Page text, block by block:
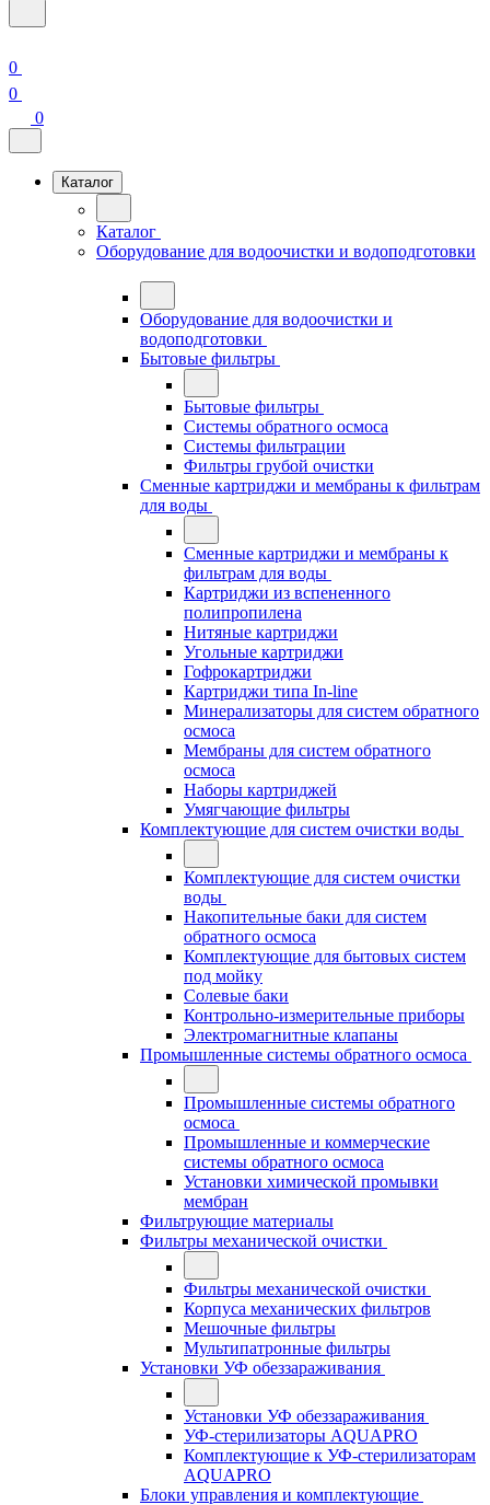
0
0
0
Каталог
Каталог
Оборудование для водоочистки и водоподготовки
Оборудование для водоочистки и
водоподготовки
Бытовые фильтры
Бытовые фильтры
Системы обратного осмоса
Системы фильтрации
Фильтры грубой очистки
Сменные картриджи и мембраны к фильтрам
для воды
Сменные картриджи и мембраны к
фильтрам для воды
Картриджи из вспененного
полипропилена
Нитяные картриджи
Угольные картриджи
Гофрокартриджи
Картриджи типа In-line
Минерализаторы для систем обратного
осмоса
Мембраны для систем обратного
осмоса
Наборы картриджей
Умягчающие фильтры
Комплектующие для систем очистки воды
Комплектующие для систем очистки
воды
Накопительные баки для систем
обратного осмоса
Комплектующие для бытовых систем
под мойку
Солевые баки
Контрольно-измерительные приборы
Электромагнитные клапаны
Промышленные системы обратного осмоса
Промышленные системы обратного
осмоса
Промышленные и коммерческие
системы обратного осмоса
Установки химической промывки
мембран
Фильтрующие материалы
Фильтры механической очистки
Фильтры механической очистки
Корпуса механических фильтров
Мешочные фильтры
Мультипатронные фильтры
Установки УФ обеззараживания
Установки УФ обеззараживания
УФ-стерилизаторы AQUAPRO
Комплектующие к УФ-стерилизаторам
AQUAPRO
Блоки управления и комплектующие